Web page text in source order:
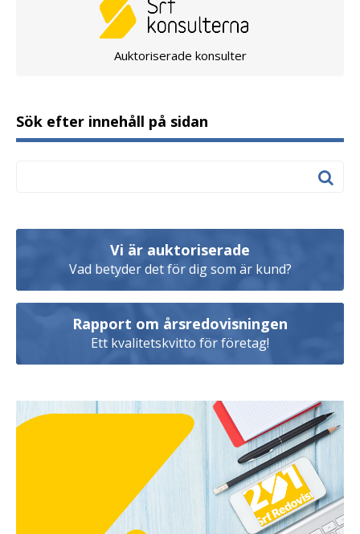
Auktoriserade konsulter
Sök efter innehåll på sidan
Vi är auktoriserade
Vad betyder det för dig som är kund?
Rapport om årsredovisningen
Ett kvalitetskvitto för företag!